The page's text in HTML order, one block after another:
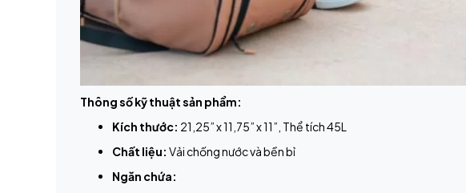
Thông số kỹ thuật sản phẩm:
Kích thước: 21,25” x 11,75” x 11”, Thể tích 45L
Chất liệu: Vải chống nước và bền bỉ
Ngăn chứa: